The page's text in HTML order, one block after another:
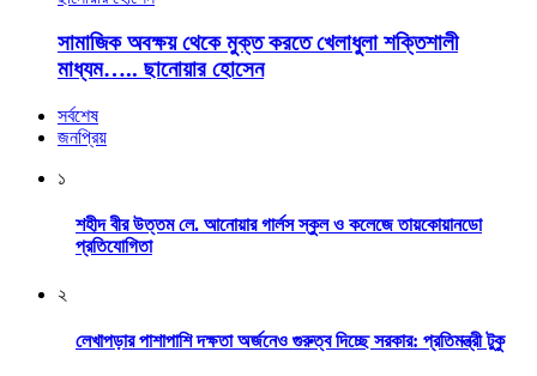
সামাজিক অবক্ষয় থেকে মুক্ত করতে খেলাধুলা শক্তিশালী
মাধ্যম….. ছানোয়ার হোসেন
সর্বশেষ
জনপ্রিয়
১
শহীদ বীর উত্তম লে. আনোয়ার গার্লস স্কুল ও কলেজে তায়কোয়ানডো
প্রতিযোগিতা
২
লেখাপড়ার পাশাপাশি দক্ষতা অর্জনেও গুরুত্ব দিচ্ছে সরকার: প্রতিমন্ত্রী টুকু